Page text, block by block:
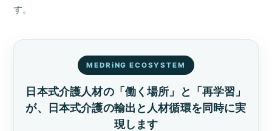
す。
MEDRiNG ECOSYSTEM
日本式介護人材の「働く場所」と「再学習」
が、
日本式介護の輸出と人材循環を同時に実
現します